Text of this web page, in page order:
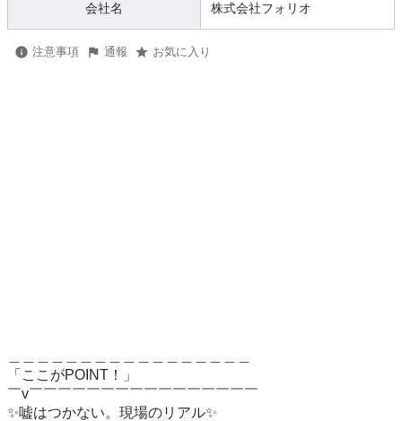
会社名 株式会社フォリオ
注意事項 通報 お気に入り
「ここがPOINT！」
￣v￣￣￣￣￣￣￣￣￣￣￣￣￣￣￣￣
✨嘘はつかない。現場のリアル✨